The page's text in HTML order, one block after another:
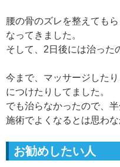
腰の骨のズレを整えても
なってきました。
そして、2日後には治った
今まで、マッサージした
につけたりしてました。
でも治らなかったので、
施術でよくなるとは思わな
お勧めしたい人